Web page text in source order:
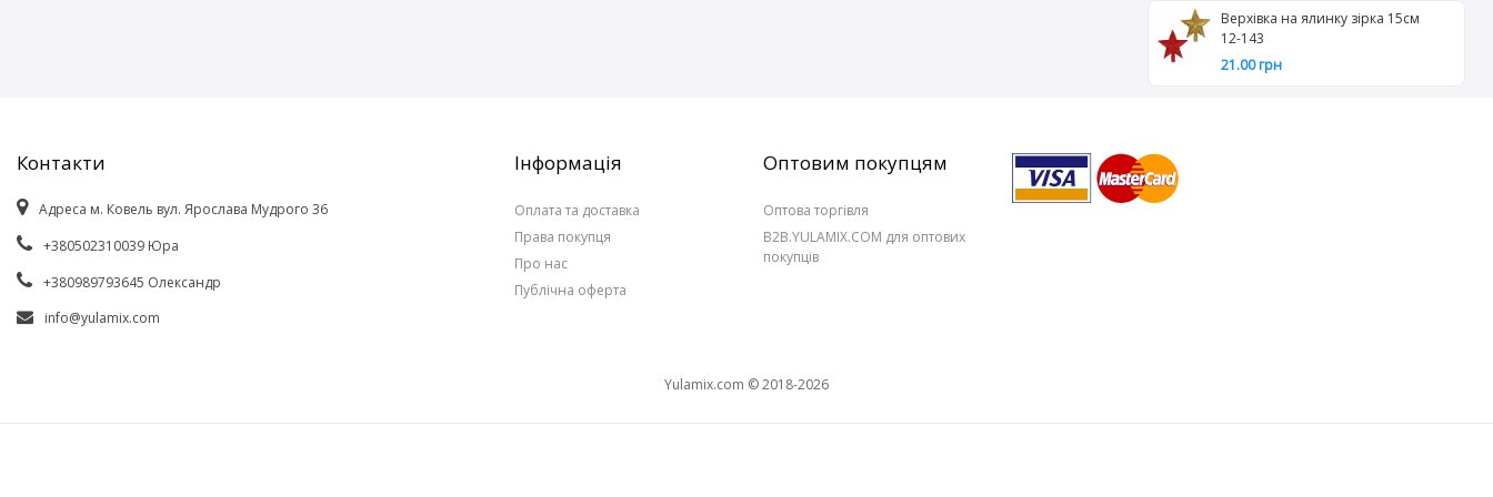
Верхівка на ялинку зірка 15см
12-143
21.00 грн
Контакти
Адреса м. Ковель вул. Ярослава Мудрого 36
+380502310039 Юра
+380989793645 Олександр
info@yulamix.com
Інформація
Оплата та доставка
Права покупця
Про нас
Публічна оферта
Оптовим покупцям
Оптова торгівля
B2B.YULAMIX.COM для оптових
покупців
Yulamix.com © 2018-2026